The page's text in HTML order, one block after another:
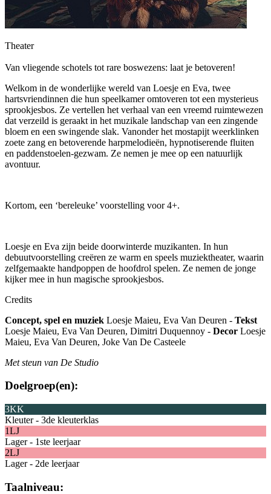
Theater
Van vliegende schotels tot rare boswezens: laat je betoveren!
Welkom in de wonderlijke wereld van Loesje en Eva, twee
hartsvriendinnen die hun speelkamer omtoveren tot een mysterieus
sprookjesbos. Ze vertellen het verhaal van een vreemd ruimtewezen
dat verzeild is geraakt in het muzikale landschap van een zingende
bloem en een swingende slak. Vanonder het mostapijt weerklinken
zoete zang en betoverende harpmelodieën, hypnotiserende fluiten
en paddenstoelen-gezwam. Ze nemen je mee op een natuurlijk
avontuur.
Kortom, een ‘bereleuke’ voorstelling voor 4+.
Loesje en Eva zijn beide doorwinterde muzikanten. In hun
debuutvoorstelling creëren ze warm en speels muziektheater, waarin
zelfgemaakte handpoppen de hoofdrol spelen. Ze nemen de jonge
kijker mee in hun magische sprookjesbos.
Credits
Concept, spel en muziek Loesje Maieu, Eva Van Deuren - Tekst
Loesje Maieu, Eva Van Deuren, Dimitri Duquennoy - Decor Loesje
Maieu, Eva Van Deuren, Joke Van De Casteele
Met steun van De Studio
Doelgroep(en):
3KK
Kleuter - 3de kleuterklas
1LJ
Lager - 1ste leerjaar
2LJ
Lager - 2de leerjaar
Taalniveau: